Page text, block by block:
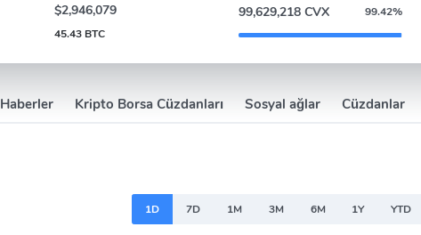
$2,946,079
45.43 BTC
99,629,218 CVX 99.42%
Haberler Kripto Borsa Cüzdanları Sosyal ağlar Cüzdanlar
1D 7D 1M 3M 6M 1Y YTD